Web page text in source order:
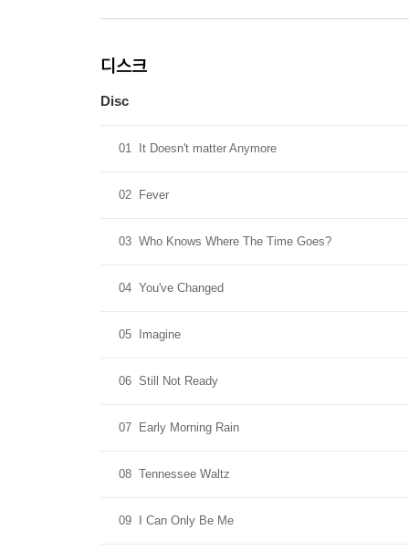
디스크
Disc
01 It Doesn't matter Anymore
02 Fever
03 Who Knows Where The Time Goes?
04 You've Changed
05 Imagine
06 Still Not Ready
07 Early Morning Rain
08 Tennessee Waltz
09 I Can Only Be Me